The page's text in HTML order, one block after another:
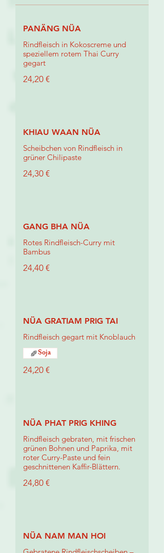
PANÄNG NÜA
Rindfleisch in Kokoscreme und
speziellem rotem Thai Curry
gegart
24,20 €
KHIAU WAAN NÜA
Scheibchen von Rindfleisch in
grüner Chilipaste
24,30 €
GANG BHA NÜA
Rotes Rindfleisch-Curry mit
Bambus
24,40 €
NÜA GRATIAM PRIG TAI
Rindfleisch gegart mit Knoblauch
24,20 €
Soja
NÜA PHAT PRIG KHING
Rindfleisch gebraten, mit frischen
grünen Bohnen und Paprika, mit
roter Curry-Paste und fein
geschnittenen Kaffir-Blättern.
24,80 €
NÜA NAM MAN HOI